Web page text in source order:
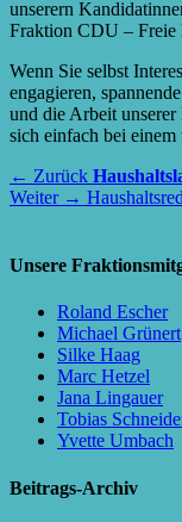
unserern
Fraktion CDU – Freie
Wenn Sie selbst
engagieren,
und die Arbeit
sich einfach bei
← Zurück Vorheriger
Beitrag:
Weiter → Nächster
Unsere
Roland Escher
Michael Grünert
Silke Haag
Marc Hetzel
Jana Lingauer
Tobias
Yvette Umbach
Beitrags-Archiv